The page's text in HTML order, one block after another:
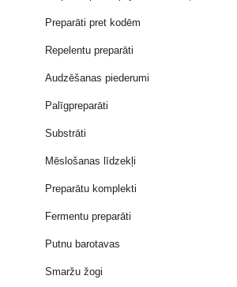
Preparāti pret kodēm
Repelentu preparāti
Audzēšanas piederumi
Palīgpreparāti
Substrāti
Mēslošanas līdzekļi
Preparātu komplekti
Fermentu preparāti
Putnu barotavas
Smaržu žogi